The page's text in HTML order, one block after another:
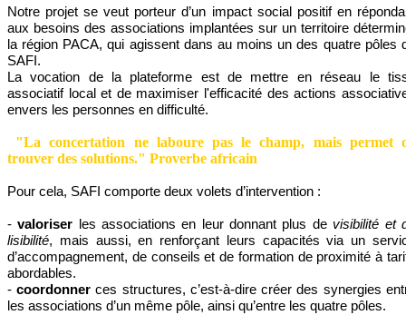
Notre projet se veut porteur d’un impact social positif en
aux besoins des associations implantées sur un territoire
la région PACA, qui agissent dans au moins un des quatre pôles
SAFI.
La vocation de la plateforme est de mettre en réseau le
associatif local et de maximiser l'efficacité des actions
envers les personnes en difficulté.
"La concertation ne laboure pas le champ, mais permet
trouver des solutions." Proverbe africain
Pour cela, SAFI comporte deux volets d’intervention :
-valoriser les associations en leur donnant plus de visibilité et
lisibilité, mais aussi, en renforçant leurs capacités via un
d’accompagnement, de conseils et de formation de proximité à
abordables.
-coordonner ces structures, c’est-à-dire créer des synergies
les associations d’un même pôle, ainsi qu’entre les quatre pôles.